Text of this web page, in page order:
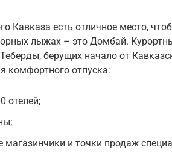
Кавказа есть отличное место,
лыжах – это Домбай.
берущих начало от
комфортного отпуска:
отелей;
и точки продаж